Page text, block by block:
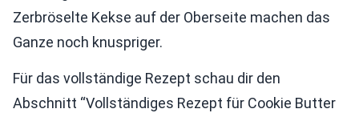
Zerbröselte Kekse auf der Oberseite machen das
Ganze noch knuspriger.
Für das vollständige Rezept schau dir den
Abschnitt “Vollständiges Rezept für Cookie Butter